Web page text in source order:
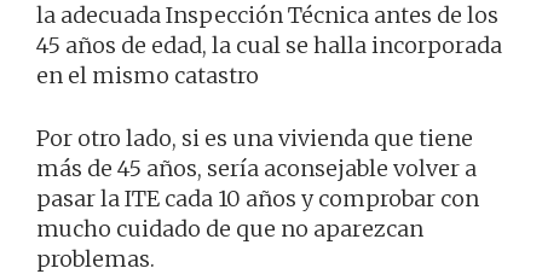
la adecuada Inspección Técnica antes de los
45 años de edad, la cual se halla incorporada
en el mismo catastro
Por otro lado, si es una vivienda que tiene
más de 45 años, sería aconsejable volver a
pasar la ITE cada 10 años y comprobar con
mucho cuidado de que no aparezcan
problemas.